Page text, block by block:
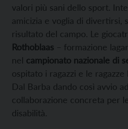
valori più sani dello sport.
amicizia e voglia di divertirsi,
risultato del campo. Le
Rothoblaas – formazione
nel campionato nazionale di
ospitato i ragazzi e le
Dal Barba dando così avvio
collaborazione concreta per
disabilità.